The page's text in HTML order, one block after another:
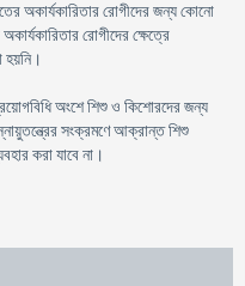
অকার্যকারিতার রোগীদের জন্য কোনো
রোগীদের ক্ষেত্রে
হয়নি।
অংশে শিশু ও কিশোরদের জন্য
সংক্রমণে আক্রান্ত শিশু
করা যাবে না।